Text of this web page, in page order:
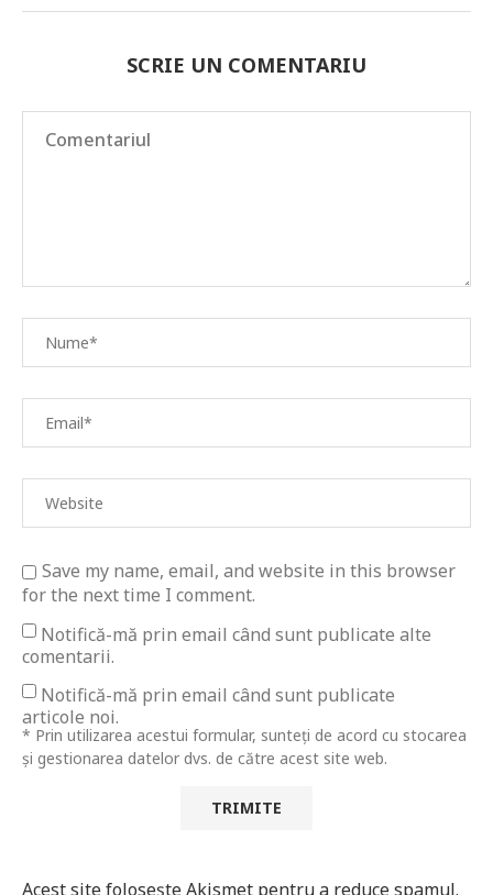
SCRIE UN COMENTARIU
Save my name, email, and website in this browser
for the next time I comment.
Notifică-mă prin email când sunt publicate alte
comentarii.
Notifică-mă prin email când sunt publicate
articole noi.
* Prin utilizarea acestui formular, sunteți de acord cu stocarea
și gestionarea datelor dvs. de către acest site web.
Acest site folosește Akismet pentru a reduce spamul.